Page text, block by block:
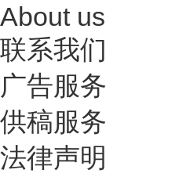
About us
联系我们
广告服务
供稿服务
法律声明